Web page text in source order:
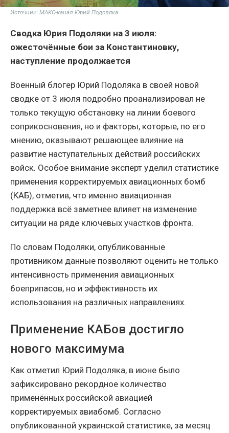
Источник: МАКС-канал Юрий Подоляка
Сводка Юрия Подоляки на 3 июля:
ожесточённые бои за Константиновку,
наступление продолжается
Военный блогер Юрий Подоляка в своей новой
сводке от 3 июля подробно проанализировал не
только текущую обстановку на линии боевого
соприкосновения, но и факторы, которые, по его
мнению, оказывают решающее влияние на
развитие наступательных действий российских
войск. Особое внимание эксперт уделил статистике
применения корректируемых авиационных бомб
(КАБ), отметив, что именно авиационная
поддержка всё заметнее влияет на изменение
ситуации на ряде ключевых участков фронта.
По словам Подоляки, опубликованные
противником данные позволяют оценить не только
интенсивность применения авиационных
боеприпасов, но и эффективность их
использования на различных направлениях.
Применение КАБов достигло
нового максимума
Как отметил Юрий Подоляка, в июне было
зафиксировано рекордное количество
применённых российской авиацией
корректируемых авиабомб. Согласно
опубликованной украинской статистике, за месяц